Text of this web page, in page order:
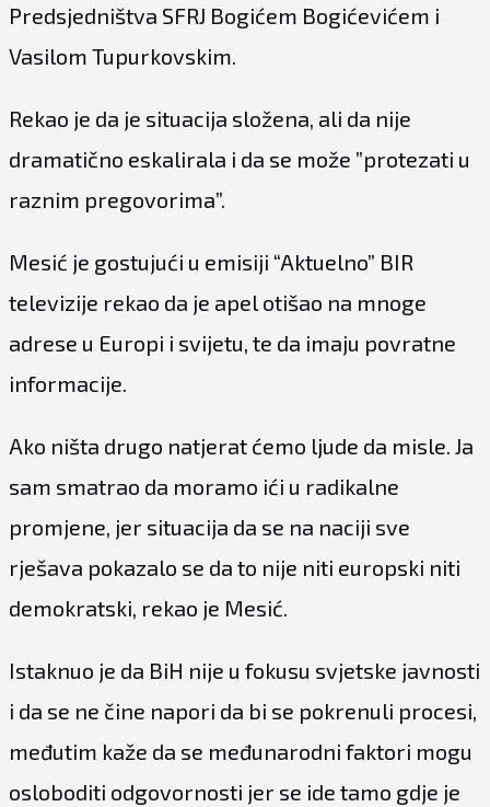
Predsjedništva SFRJ Bogićem Bogićevićem i
Vasilom Tupurkovskim.
Rekao je da je situacija složena, ali da nije
dramatično eskalirala i da se može ”protezati u
raznim pregovorima”.
Mesić je gostujući u emisiji “Aktuelno” BIR
televizije rekao da je apel otišao na mnoge
adrese u Europi i svijetu, te da imaju povratne
informacije.
Ako ništa drugo natjerat ćemo ljude da misle. Ja
sam smatrao da moramo ići u radikalne
promjene, jer situacija da se na naciji sve
rješava pokazalo se da to nije niti europski niti
demokratski, rekao je Mesić.
Istaknuo je da BiH nije u fokusu svjetske javnosti
i da se ne čine napori da bi se pokrenuli procesi,
međutim kaže da se međunarodni faktori mogu
osloboditi odgovornosti jer se ide tamo gdje je